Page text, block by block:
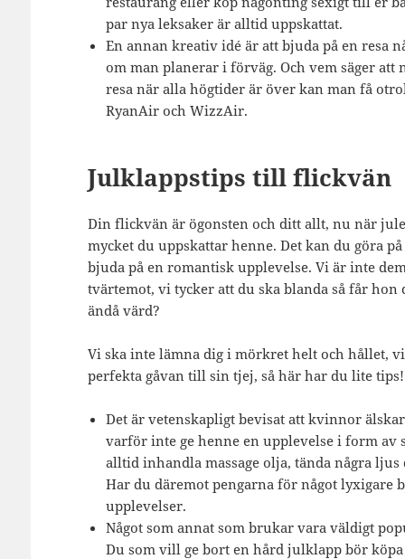
par nya leksaker är alltid uppskattat.
En annan kreativ idé är att bjuda på en resa
om man planerar i förväg. Och vem säger
resa när alla högtider är över kan man få
RyanAir och WizzAir.
Julklappstips till flickvän
Din flickvän är ögonsten och ditt allt, nu när
mycket du uppskattar henne. Det kan du göra
bjuda på en romantisk upplevelse. Vi är inte
tvärtemot, vi tycker att du ska blanda så får hon
ändå värd?
Vi ska inte lämna dig i mörkret helt och hållet,
perfekta gåvan till sin tjej, så här har du lite tips!
Det är vetenskapligt bevisat att kvinnor
varför inte ge henne en upplevelse i form av
alltid inhandla massage olja, tända några
Har du däremot pengarna för något lyxigare
upplevelser.
Något som annat som brukar vara väldigt
Du som vill ge bort en hård julklapp bör